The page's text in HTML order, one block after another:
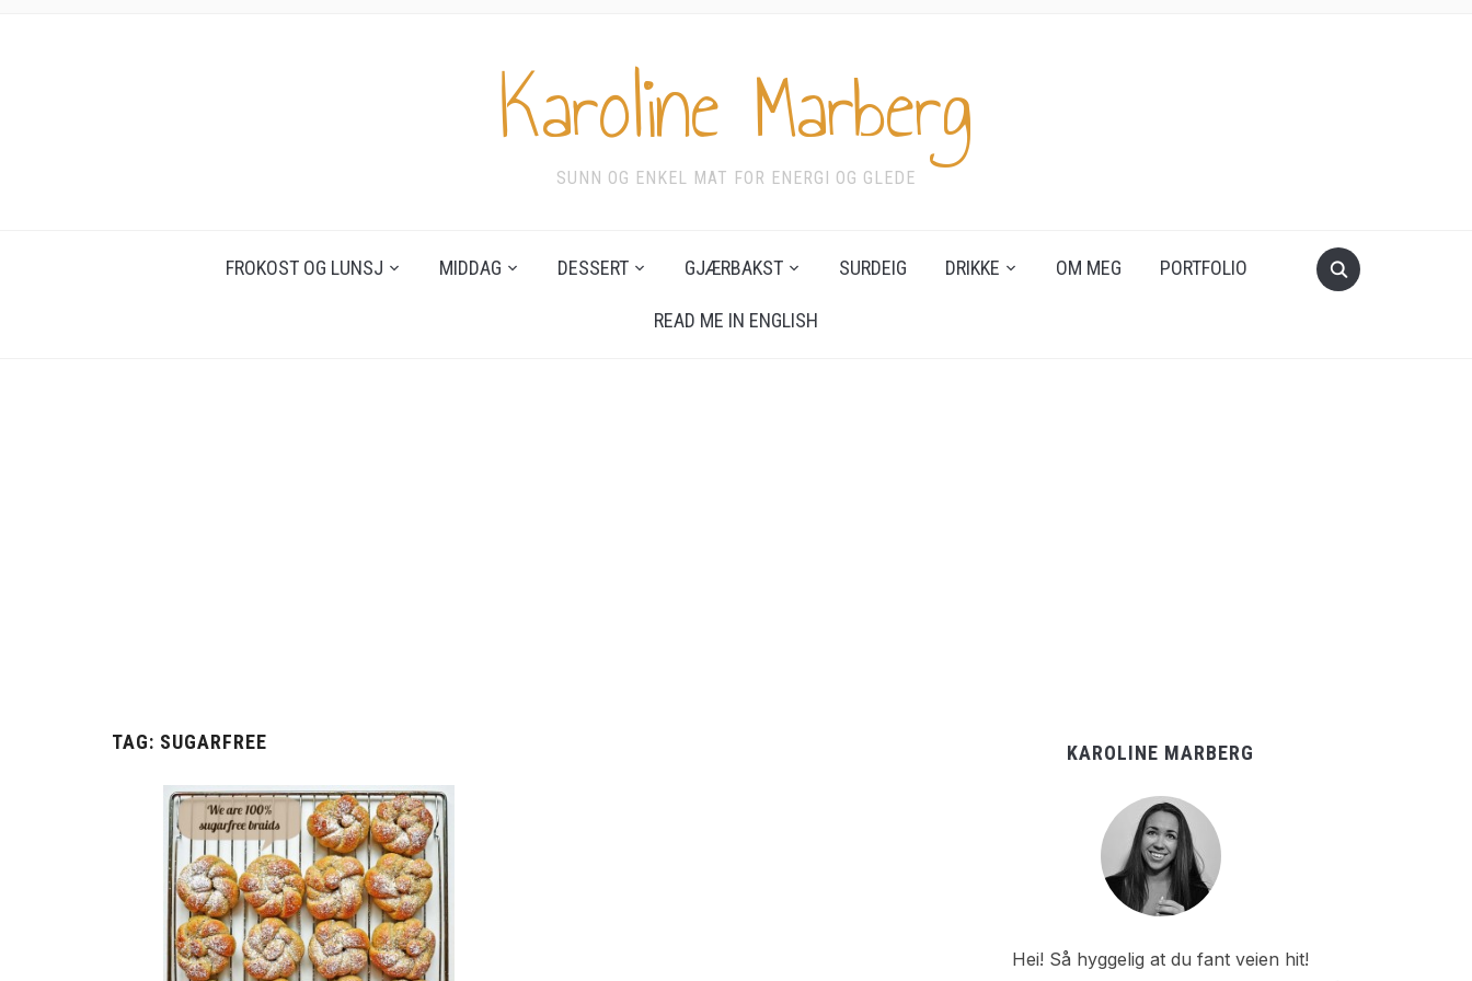
Karoline Marberg
SUNN OG ENKEL MAT FOR ENERGI OG GLEDE
FROKOST OG LUNSJ MIDDAG DESSERT GJÆRBAKST SURDEIG DRIKKE OM MEG PORTFOLIO
READ ME IN ENGLISH
TAG: SUGARFREE KAROLINE MARBERG
Hei! Så hyggelig at du fant veien hit!